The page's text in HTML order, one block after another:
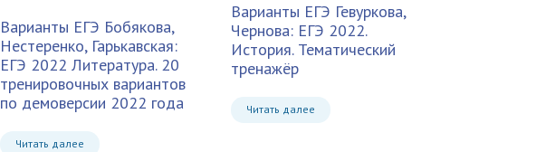
Варианты ЕГЭ Бобякова,
Нестеренко, Гарькавская:
ЕГЭ 2022 Литература. 20
тренировочных вариантов
по демоверсии 2022 года
Читать далее
Варианты ЕГЭ Гевуркова,
Чернова: ЕГЭ 2022.
История. Тематический
тренажёр
Читать далее